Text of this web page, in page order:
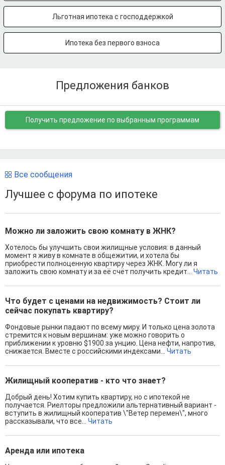
Льготная ипотека с господдержкой
Ипотека без первого взноса
Предложения банков
Получить предложение по выбранным программам
Все сообщения
Лучшее с форума по ипотеке
Можно ли заложить свою комнату в ЖНК?
Хотелось бы улучшить свои жилищные условия: в данный
момент я живу в комнате в общежитии, и хотела бы
приобрести полноценную квартиру через ЖНК. Могу ли я
заложить свою комнату и за её счёт получить кредит... Читать
Что будет с ценами на недвижимость? Стоит ли
сейчас покупать квартиру?
Фондовые рынки падают по всему миру. И только цена золота
стремится к новым вершинам: уже можно говорить о
приближении к уровню $1900 за унцию. Цена нефти, напротив,
снижается. Вместе с российскими индексами... Читать
Жилищный кооператив - кто что знает?
Добрый день! Хотим купить квартиру, но с ипотекой не
получается. Риелторы предложили альтернативный вариант -
вступить в жилищный кооператив \"Ветер перемен\", много
рассказывали, что все... Читать
Аренда или ипотека